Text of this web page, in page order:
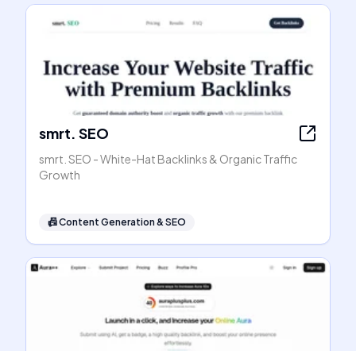
smrt. SEO
smrt. SEO - White-Hat Backlinks & Organic Traffic
Growth
📠Content Generation & SEO